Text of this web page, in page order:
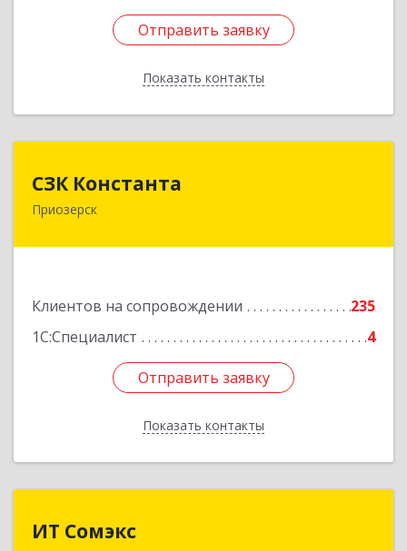
Отправить заявку
Показать контакты
Отправить заявку
Назад
СЗК Константа
Приозерск
Клиентов на сопровождении
235
1С:Специалист
4
Отправить заявку
Показать контакты
188760, Ленинградская обл, Приозерск г,
Отправить заявку
Назад
ИТ Сомэкс